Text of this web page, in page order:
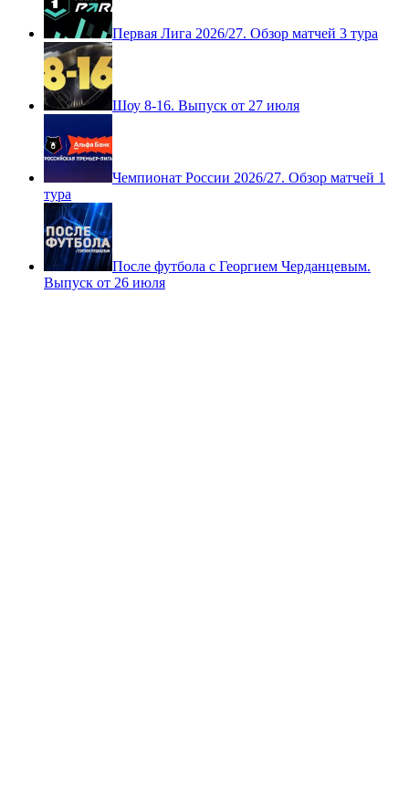
Первая Лига 2026/27. Обзор матчей 3 тура
Шоу 8-16. Выпуск от 27 июля
Чемпионат России 2026/27. Обзор матчей 1
тура
После футбола с Георгием Черданцевым.
Выпуск от 26 июля